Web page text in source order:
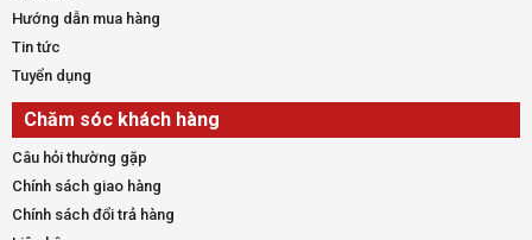
Hướng dẫn mua hàng
Tin tức
Tuyển dụng
Chăm sóc khách hàng
Câu hỏi thường gặp
Chính sách giao hàng
Chính sách đổi trả hàng